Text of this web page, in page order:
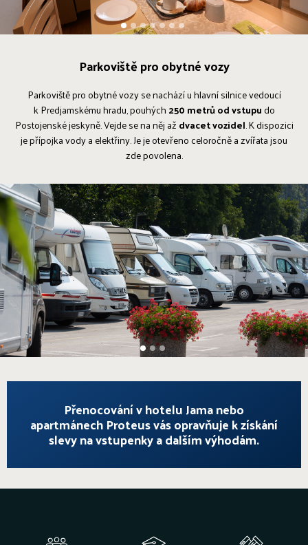
1 2 3 4 5 6 7
Parkoviště pro obytné vozy
Parkoviště pro obytné vozy se nachází u hlavní silnice vedoucí
k Predjamskému hradu, pouhých 250 metrů od vstupudo
Postojenské jeskyně. Vejde se na něj až dvacet vozidel. K dispozici
je přípojka vody a elektřiny. Je je otevřeno celoročně a zvířata jsou
zde povolena.
1 2 3
Přenocování v hotelu Jama nebo
apartmánech Proteus vás opravňuje k získání
slevy na vstupenky a dalším výhodám.